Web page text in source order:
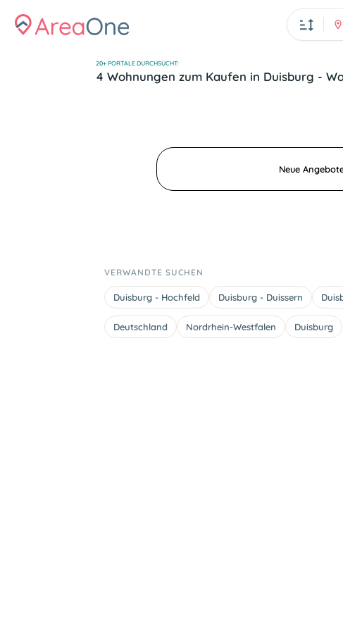
20+ PORTALE DURCHSUCHT:
4 Wohnungen zum Kaufen in Duisburg -
Neue
VERWANDTE SUCHEN
Duisburg - Hochfeld Duisburg - Duissern
Deutschland Nordrhein-Westfalen Duisburg